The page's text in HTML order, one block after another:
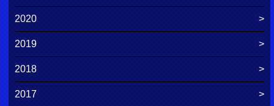
2020
2019
2018
2017